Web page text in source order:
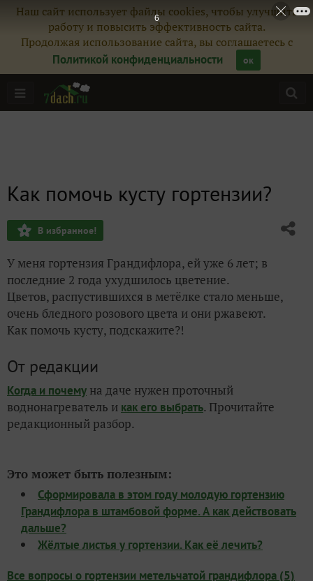
Наш сайт использует файлы cookies, чтобы улучшить
работу и повысить эффективность сайта.
Продолжая использование сайта, вы соглашаетесь с
Политикой конфиденциальности
ок
Как помочь кусту гортензии?
В избранное!
У меня гортензия Грандифлора, ей уже 6 лет; в
последние 2 года ухудшилось цветение.
Цветов, распустившихся в метёлке стало меньше,
очень бледного розового цвета и они ржавеют.
Как помочь кусту, подскажите?!
От редакции
Когда и почему на даче нужен проточный
воднонагреватель и как его выбрать. Прочитайте
редакционный разбор.
Это может быть полезным:
Сформировала в этом году молодую гортензию
Грандифлора в штамбовой форме. А как действовать
дальше?
Жёлтые листья у гортензии. Как её лечить?
Все вопросы о гортензии метельчатой грандифлора (5)
5